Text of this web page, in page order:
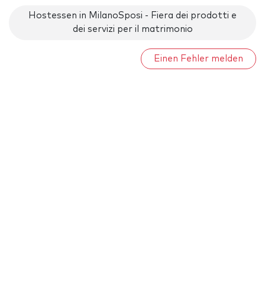
Hostessen in MilanoSposi - Fiera dei prodotti e
dei servizi per il matrimonio
Einen Fehler melden